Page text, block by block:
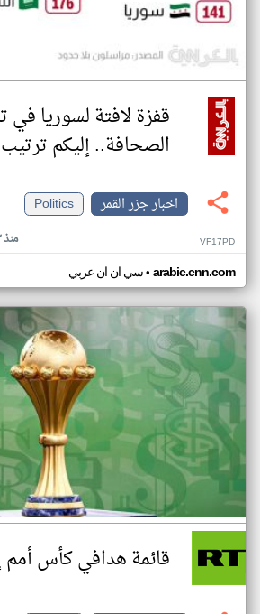
قفزة لافتة لسوريا
الصحافة.. إليكم ترتيب
اخبار جزر القمر
Politics
منذ ٣ أشهر VF17PD
سي ان ان عربي• arabic.cnn.com
قائمة هدافي كأس أمم